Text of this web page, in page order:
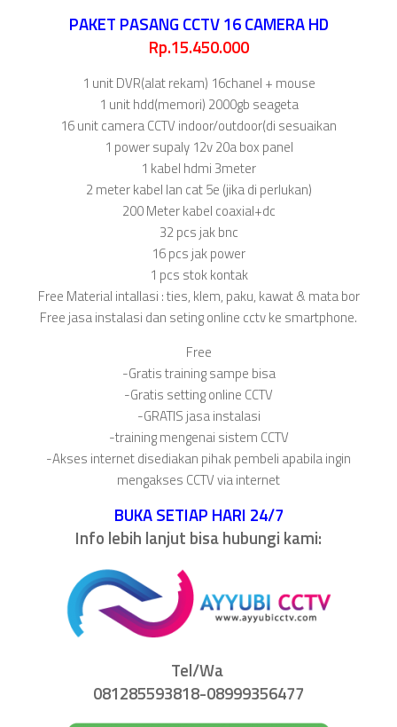
PAKET PASANG CCTV 16 CAMERA HD
Rp.15.450.000
1 unit DVR(alat rekam) 16chanel + mouse
1 unit hdd(memori) 2000gb seageta
16 unit camera CCTV indoor/outdoor(di sesuaikan
1 power supaly 12v 20a box panel
1 kabel hdmi 3meter
2 meter kabel lan cat 5e (jika di perlukan)
200 Meter kabel coaxial+dc
32 pcs jak bnc
16 pcs jak power
1 pcs stok kontak
Free Material intallasi : ties, klem, paku, kawat & mata bor
Free jasa instalasi dan seting online cctv ke smartphone.
Free
-Gratis training sampe bisa
-Gratis setting online CCTV
-GRATIS jasa instalasi
-training mengenai sistem CCTV
-Akses internet disediakan pihak pembeli apabila ingin
mengakses CCTV via internet
BUKA SETIAP HARI 24/7
Info lebih lanjut bisa hubungi kami:
Tel/Wa
081285593818-08999356477